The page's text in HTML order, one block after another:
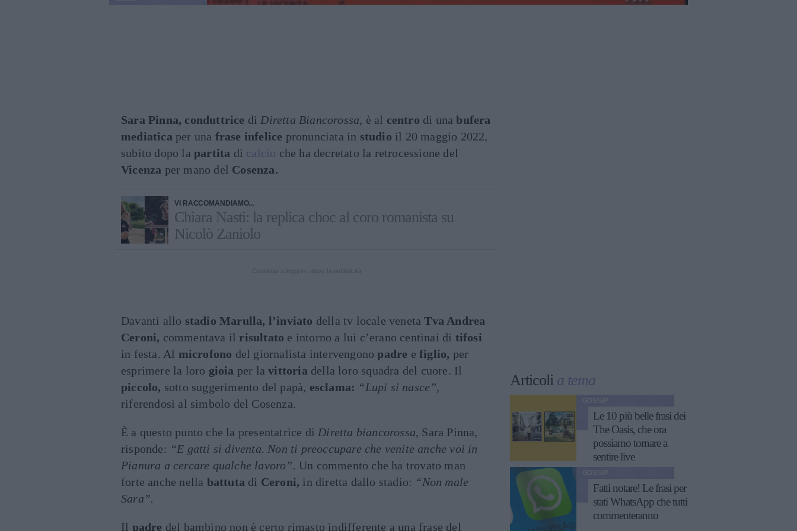
Sara Pinna, conduttrice di Diretta Biancorossa, è al centro di unabufera
mediatica per una frase infelice pronunciata in studio il 20 maggio 2022,
subito dopo la partita di calcio che ha decretato la retrocessione del
Vicenza per mano del Cosenza.
VI RACCOMANDIAMO...
Chiara Nasti: la replica choc al coro romanista su
Nicolò Zaniolo
Davanti allo stadio Marulla, l’inviato della tv locale venetaTva Andrea
Ceroni, commentava il risultato e intorno a lui c’erano centinai di tifosi
in festa. Al microfono del giornalista intervengonopadre efiglio, per
esprimere la loro gioia per lavittoria della loro squadra del cuore. Il
piccolo, sotto suggerimento del papà, esclama: “Lupi si nasce”,
riferendosi al simbolo del Cosenza.
È a questo punto che la presentatrice di Diretta biancorossa, Sara Pinna,
risponde: “E gatti si diventa. Non ti preoccupare che venite anche voi in
Pianura a cercare qualche lavoro”. Un commento che ha trovato man
forte anche nella battuta di Ceroni, in diretta dallo stadio: “Non male
Sara”.
Il padre del bambino non è certo rimasto indifferente a una frase del
Articoli a tema
Le 10 più belle frasi dei
The Oasis, che ora
possiamo tornare a
sentire live
Fatti notare! Le frasi per
stati WhatsApp che tutti
commenteranno